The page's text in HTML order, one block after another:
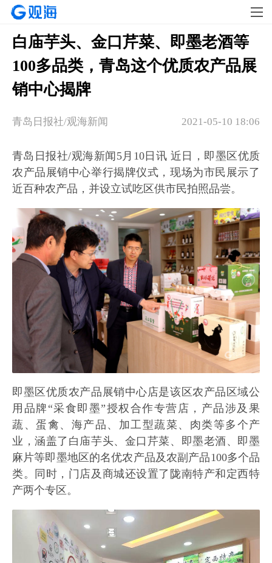
白庙芋头、金口芹菜、即墨老酒等
100多品类，青岛这个优质农产品展
销中心揭牌
2021-05-10 18:06
青岛日报社/观海新闻
青岛日报社/观海新闻5月10日讯 近日，即墨区优质
农产品展销中心举行揭牌仪式，现场为市民展示了
近百种农产品，并设立试吃区供市民拍照品尝。
即墨区优质农产品展销中心店是该区农产品区域公
用品牌“采食即墨”授权合作专营店，产品涉及果
蔬、蛋禽、海产品、加工型蔬菜、肉类等多个产
业，涵盖了白庙芋头、金口芹菜、即墨老酒、即墨
麻片等即墨地区的名优农产品及农副产品100多个品
类。同时，门店及商城还设置了陇南特产和定西特
产两个专区。